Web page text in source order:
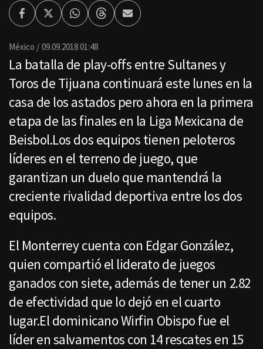
FacebookTwitterWhatsappThreadsEnviar
por
México 09.09.2018 01:48
La batalla de play-offs entre Sultanes y
Toros de Tijuana continuará este lunes en la
casa de los astados pero ahora en la primera
etapa de las finales en la Liga Mexicana de
Beisbol.Los dos equipos tienen peloteros
líderes en el terreno de juego, que
garantizan un duelo que mantendrá la
creciente rivalidad deportiva entre los dos
equipos.
El Monterrey cuenta con Edgar González,
quien compartió el liderato de juegos
ganados con siete, además de tener un 2.82
de efectividad que lo dejó en el cuarto
lugar.El dominicano Wirfin Obispo fue el
líder en salvamentos con 14 rescates en 15